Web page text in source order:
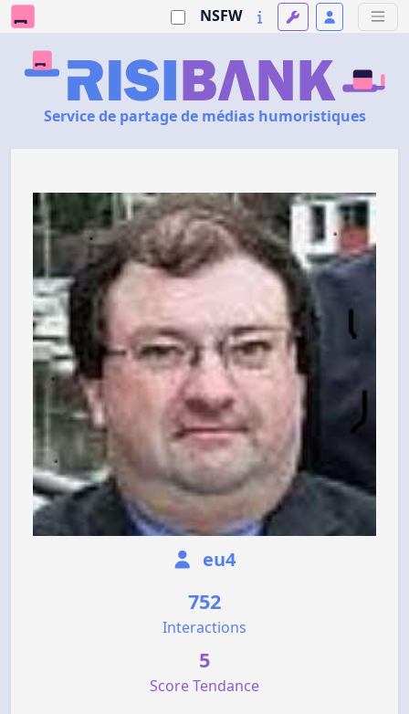
NSFW
Service de partage de médias humoristiques
eu4
752
Interactions
5
Score Tendance